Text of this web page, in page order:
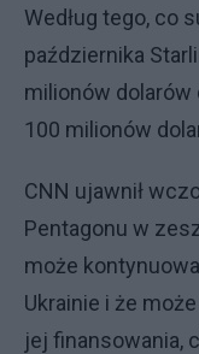
Według tego, co
października
milionów dolarów
100 milionów
CNN ujawnił
Pentagonu w
może
Ukrainie i że
jej finansowania,